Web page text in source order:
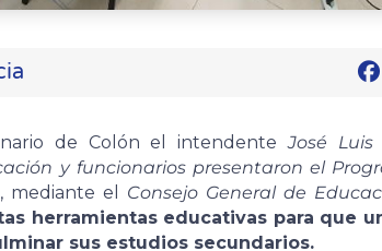
de Colón el intendenteJosé Luis
y funcionarios presentaron el
, mediante el Consejo General de
herramientas educativas para que
sus estudios secundarios.